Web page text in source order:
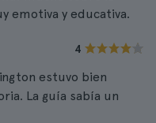
emotiva y educativa.
4
estuvo bien
La guía sabía un